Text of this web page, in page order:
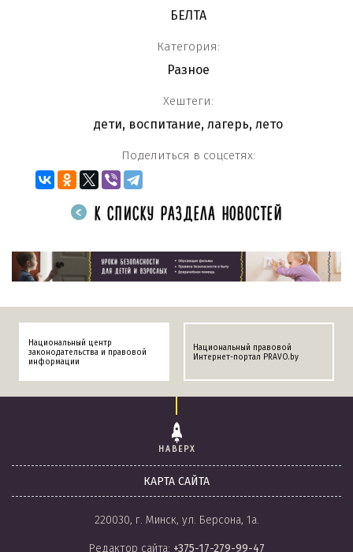
БЕЛТА
Категория:
Разное
Хештеги:
дети, воспитание, лагерь, лето
Поделиться в соцсетях:
К СПИСКУ РАЗДЕЛА НОВОСТЕЙ
Национальный центр
законодательства и правовой
информации
Национальный правовой
Интернет-портал PRAVO.by
НАВЕРХ
КАРТА САЙТА
220030, г. Минск, ул. Берсона, 1а.
Редактор сайта: +375-17-279-99-47